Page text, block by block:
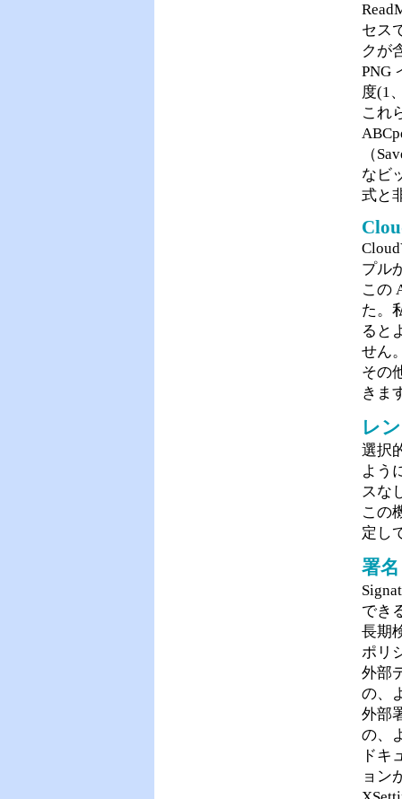
セス
クが
PNG
度(1
これ
（
なビ
式と
プル
この
た。
ると
せん
その
きま
レ
選択
よう
スな
この
定し
署名
でき
長期
ポリ
外部
の、
外部
の、
ドキ
ョン